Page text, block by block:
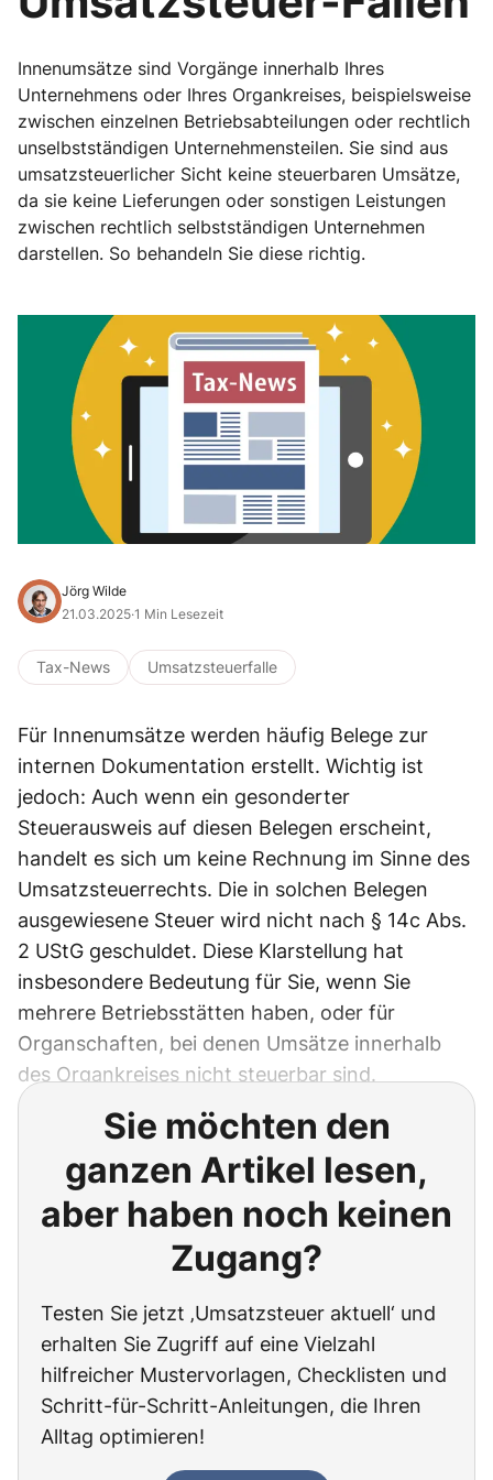
Innenumsätze sind Vorgänge innerhalb Ihres
Unternehmens oder Ihres Organkreises, beispielsweise
zwischen einzelnen Betriebsabteilungen oder rechtlich
unselbstständigen Unternehmensteilen. Sie sind aus
umsatzsteuerlicher Sicht keine steuerbaren Umsätze,
da sie keine Lieferungen oder sonstigen Leistungen
zwischen rechtlich selbstständigen Unternehmen
darstellen. So behandeln Sie diese richtig.
Jörg Wilde
21.03.2025·1 Min Lesezeit
Tax-News Umsatzsteuerfalle
Für Innenumsätze werden häufig Belege zur
internen Dokumentation erstellt. Wichtig ist
jedoch: Auch wenn ein gesonderter
Steuerausweis auf diesen Belegen erscheint,
handelt es sich um keine Rechnung im Sinne des
Umsatzsteuerrechts. Die in solchen Belegen
ausgewiesene Steuer wird nicht nach § 14c Abs.
2 UStG geschuldet. Diese Klarstellung hat
insbesondere Bedeutung für Sie, wenn Sie
mehrere Betriebsstätten haben, oder für
Organschaften, bei denen Umsätze innerhalb
des Organkreises nicht steuerbar sind.
Sie möchten den
ganzen Artikel lesen,
aber haben noch keinen
Zugang?
Testen Sie jetzt ‚Umsatzsteuer aktuell‘ und
erhalten Sie Zugriff auf eine Vielzahl
hilfreicher Mustervorlagen, Checklisten und
Schritt-für-Schritt-Anleitungen, die Ihren
Alltag optimieren!